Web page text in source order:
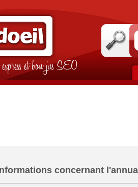
et bon jus SEO
concernant